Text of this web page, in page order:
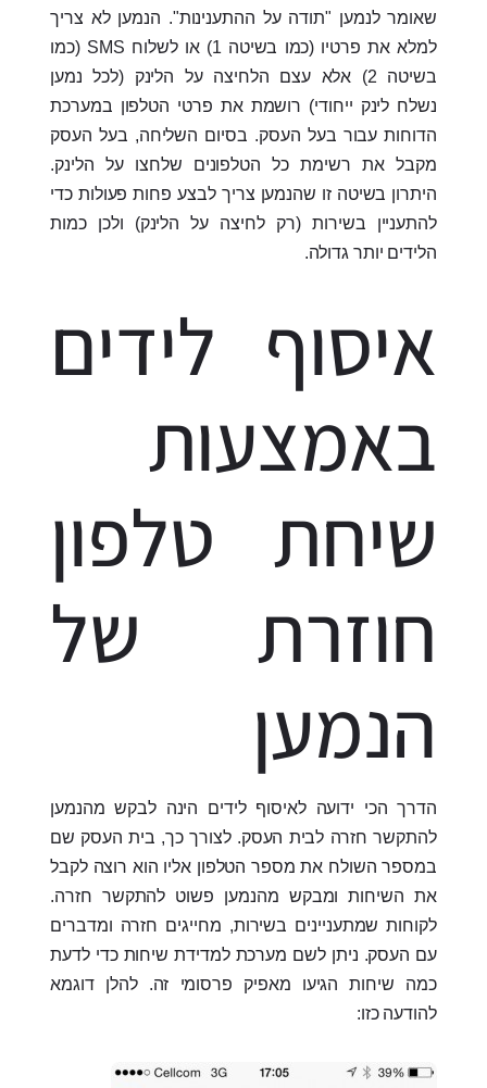
שאומר לנמען "תודה על ההתענינות". הנמען לא צריך
למלא את פרטיו (כמו בשיטה 1) או לשלוח SMS (כמו
בשיטה 2) אלא עצם הלחיצה על הלינק (לכל נמען
נשלח לינק ייחודי) רושמת את פרטי הטלפון במערכת
הדוחות עבור בעל העסק. בסיום השליחה, בעל העסק
מקבל את רשימת כל הטלפונים שלחצו על הלינק.
היתרון בשיטה זו שהנמען צריך לבצע פחות פעולות כדי
להתעניין בשירות (רק לחיצה על הלינק) ולכן כמות
הלידים יותר גדולה.
איסוף לידים
באמצעות
שיחת טלפון
חוזרת של
הנמען
הדרך הכי ידועה לאיסוף לידים הינה לבקש מהנמען
להתקשר חזרה לבית העסק. לצורך כך, בית העסק שם
במספר השולח את מספר הטלפון אליו הוא רוצה לקבל
את השיחות ומבקש מהנמען פשוט להתקשר חזרה.
לקוחות שמתעניינים בשירות, מחייגים חזרה ומדברים
עם העסק. ניתן לשם מערכת למדידת שיחות כדי לדעת
כמה שיחות הגיעו מאפיק פרסומי זה. להלן דוגמא
להודעה כזו: